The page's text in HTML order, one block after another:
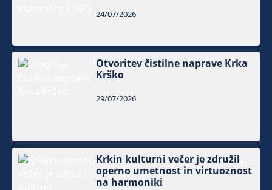
24/07/2026
Otvoritev čistilne naprave Krka
Krško
29/07/2026
Krkin kulturni večer je združil
operno umetnost in virtuoznost
na harmoniki